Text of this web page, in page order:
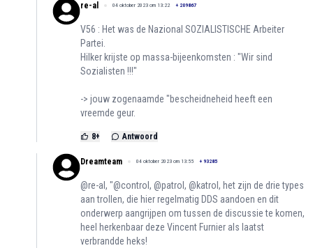
re-al 04 oktober 2023 om 13:22 + 209867
V56 : Het was de Nazional SOZIALISTISCHE Arbeiter
Partei.
Hilker krijste op massa-bijeenkomsten : "Wir sind
Sozialisten !!!"
-> jouw zogenaamde "bescheidneheid heeft een
vreemde geur.
8+ Antwoord
Dreamteam 04 oktober 2023 om 13:55 + 93285
@re-al, "@control, @patrol, @katrol, het zijn de drie types
aan trollen, die hier regelmatig DDS aandoen en dit
onderwerp aangrijpen om tussen de discussie te komen,
heel herkenbaar deze Vincent Furnier als laatst
verbrandde heks!